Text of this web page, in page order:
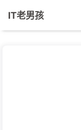
IT老男孩